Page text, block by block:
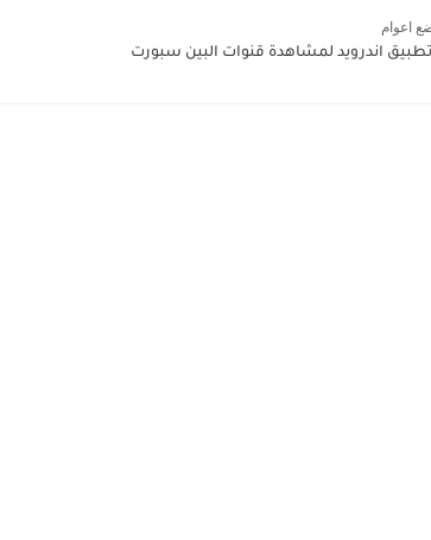
اعوام
اندرويد لمشاهدة قنوات البين سبورت